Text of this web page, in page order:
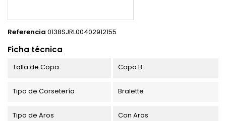
Referencia 0138SJRL00402912155
Ficha técnica
Talla de Copa Copa B
Tipo de Corsetería Bralette
Tipo de Aros Con Aros